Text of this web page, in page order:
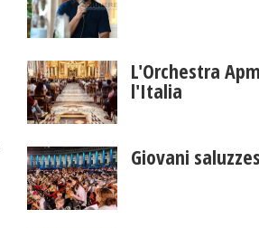
L'Orchestra
l'Italia
Giovani